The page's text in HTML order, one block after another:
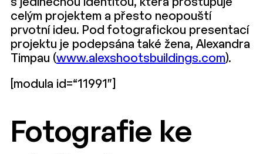
s jedinečnou identitou, která prostupuje
celým projektem a přesto neopouští
prvotní ideu. Pod fotografickou presentací
projektu je podepsána také žena, Alexandra
Timpau (www.alexshootsbuildings.com).
[modula id=“11991″]
Fotografie ke